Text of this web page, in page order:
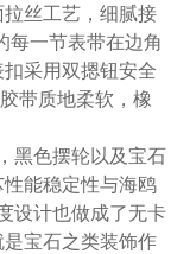
丝工艺，细腻接
每一节表带在边角
采用双摁钮安全
带质地柔软，橡
黑色摆轮以及宝石
能稳定性与海鸥
设计也做成了无卡
宝石之类装饰作